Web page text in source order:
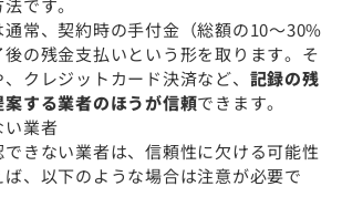
です。
常、契約時の手付金（総額の10〜30%
の残金支払いという形を取ります。そ
クレジットカード決済など、 記録の残
する業者のほうが信頼できます。
い業者
きない業者は、信頼性に欠ける可能性
、以下のような場合は注意が必要で